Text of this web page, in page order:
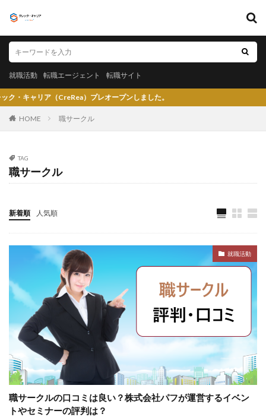
就職活動 転職エージェント 転職サイト
）プレオープンしました。
HOME 職サークル
TAG
職サークル
新着順 人気順
就職活動
職サークルの口コミは良い？株式会社パフが運営するイベン
トやセミナーの評判は？
就職活動 転職エージェント 転職サイト
カテゴリー
〇〇力
大手人気企業
就活塾
大卒新卒
履歴書
心理テスト
後悔 強みが見つからない
強み
平均年収
平均 就職浪人
就職
就職支援先
就職情報サイト
就職先
就職偏差値
就職サイト
就職カレッジ
就職shop 大学院
大企業
怪しい
優良企業 内定の割合
内定が欲しい
内定がもらえない
内定がない
内定がすぐ出る企業